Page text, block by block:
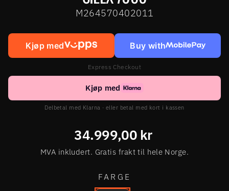
M264570402011
Kjøp med Buy with
Express Checkout
Kjøp med
Delbetal med Klarna · eller betal med kort i kassen
Ordinær
34.999,00 kr
MVA inkludert. Gratis frakt til hele Norge.
FARGE